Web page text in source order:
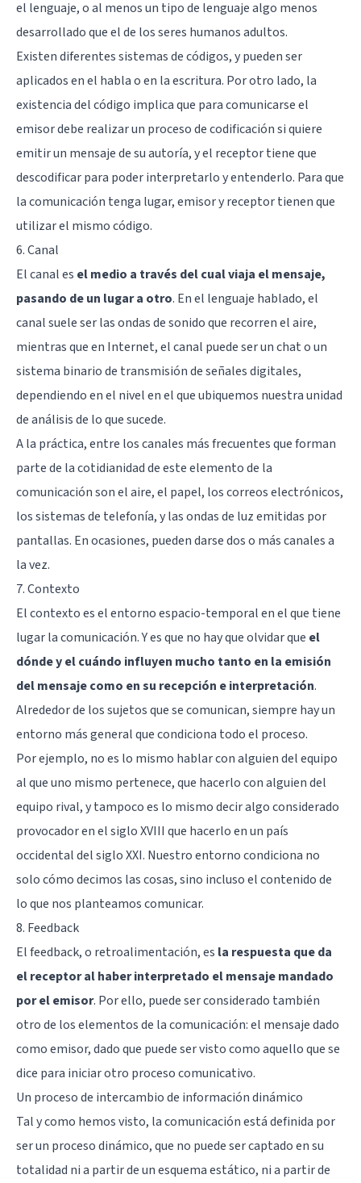
el lenguaje, o al menos un tipo de lenguaje algo menos
desarrollado que el de los seres humanos adultos.
Existen diferentes sistemas de códigos, y pueden ser
aplicados en el habla o en la escritura. Por otro lado, la
existencia del código implica que para comunicarse el
emisor debe realizar un proceso de codificación si quiere
emitir un mensaje de su autoría, y el receptor tiene que
descodificar para poder interpretarlo y entenderlo. Para que
la comunicación tenga lugar, emisor y receptor tienen que
utilizar el mismo código.
6. Canal
El canal es el medio a través del cual viaja el mensaje,
pasando de un lugar a otro. En el lenguaje hablado, el
canal suele ser las ondas de sonido que recorren el aire,
mientras que en Internet, el canal puede ser un chat o un
sistema binario de transmisión de señales digitales,
dependiendo en el nivel en el que ubiquemos nuestra unidad
de análisis de lo que sucede.
A la práctica, entre los canales más frecuentes que forman
parte de la cotidianidad de este elemento de la
comunicación son el aire, el papel, los correos electrónicos,
los sistemas de telefonía, y las ondas de luz emitidas por
pantallas. En ocasiones, pueden darse dos o más canales a
la vez.
7. Contexto
El contexto es el entorno espacio-temporal en el que tiene
lugar la comunicación. Y es que no hay que olvidar que el
dónde y el cuándo influyen mucho tanto en la emisión
del mensaje como en su recepción e interpretación.
Alrededor de los sujetos que se comunican, siempre hay un
entorno más general que condiciona todo el proceso.
Por ejemplo, no es lo mismo hablar con alguien del equipo
al que uno mismo pertenece, que hacerlo con alguien del
equipo rival, y tampoco es lo mismo decir algo considerado
provocador en el siglo XVIII que hacerlo en un país
occidental del siglo XXI. Nuestro entorno condiciona no
solo cómo decimos las cosas, sino incluso el contenido de
lo que nos planteamos comunicar.
8. Feedback
El feedback, o retroalimentación, es la respuesta que da
el receptor al haber interpretado el mensaje mandado
por el emisor. Por ello, puede ser considerado también
otro de los elementos de la comunicación: el mensaje dado
como emisor, dado que puede ser visto como aquello que se
dice para iniciar otro proceso comunicativo.
Un proceso de intercambio de información dinámico
Tal y como hemos visto, la comunicación está definida por
ser un proceso dinámico, que no puede ser captado en su
totalidad ni a partir de un esquema estático, ni a partir de